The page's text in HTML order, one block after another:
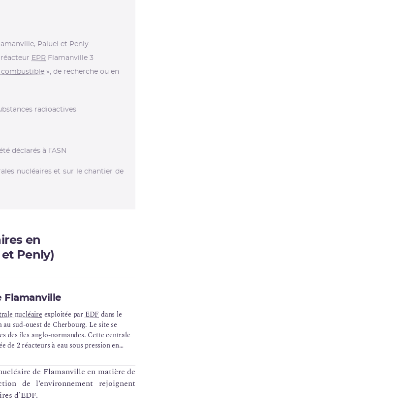
Paluel et Penly
EPR Flamanville 3
combustible », de recherche ou en
radioactives
déclarés à l’ASN
nucléaires et sur le chantier de
en
Penly)
Flamanville
nucléaire exploitée parEDFdans le
sud-ouest de Cherbourg. Le site se
des îles anglo-normandes. Cette centrale
de 2 réacteurs à eau sous pression en
de Flamanville en matière de
de l’environnement rejoignent
d’EDF.